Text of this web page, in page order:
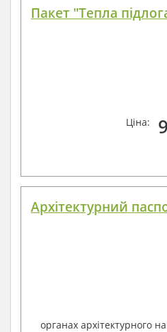
Пакет "Тепла
Ціна:
Архітектурний
органах архітектурного